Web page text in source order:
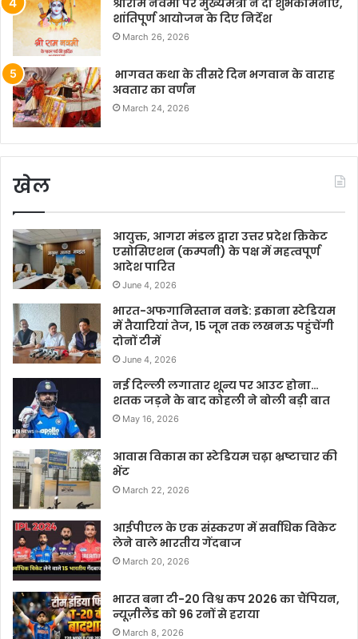
श्रीराम नवमी पर मुख्यमंत्री ने दी शुभकामनाएं,
शांतिपूर्ण आयोजन के दिए निर्देश
March 26, 2026
भागवत कथा के तीसरे दिन भगवान के वाराह
अवतार का वर्णन
March 24, 2026
खेल
आयुक्त, आगरा मंडल द्वारा उत्तर प्रदेश क्रिकेट
एसोसिएशन (कम्पनी) के पक्ष में महत्वपूर्ण
आदेश पारित
June 4, 2026
भारत-अफगानिस्तान वनडे: इकाना स्टेडियम
में तैयारियां तेज, 15 जून तक लखनऊ पहुंचेंगी
दोनों टीमें
June 4, 2026
नई दिल्ली लगातार शून्य पर आउट होना…
शतक जड़ने के बाद कोहली ने बोली बड़ी बात
May 16, 2026
आवास विकास का स्टेडियम चढ़ा भ्रष्टाचार की
भेंट
March 22, 2026
आईपीएल के एक संस्करण में सर्वाधिक विकेट
लेने वाले भारतीय गेंदबाज
March 20, 2026
भारत बना टी-20 विश्व कप 2026 का चैंपियन,
न्यूज़ीलैंड को 96 रनों से हराया
March 8, 2026